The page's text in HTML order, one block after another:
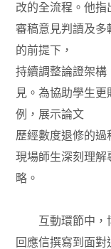
改的全流程。他指
審稿意見判讀及多
的前提下，
持續調整論證架構
見。為協助學生
例，展示論文
歷經數度退修的
現場師生深刻理解
略。
互動環節中，博
回應信撰寫到面